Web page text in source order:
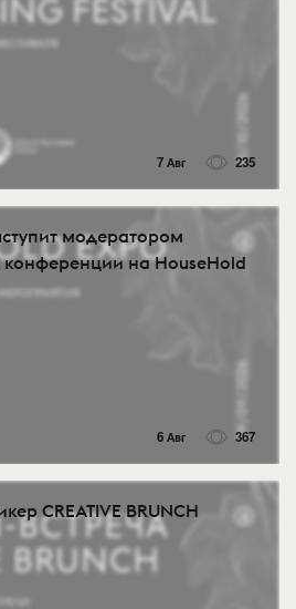
7 Авг 235
модератором
конференции на HouseHold
6 Авг 367
CREATIVE BRUNCH